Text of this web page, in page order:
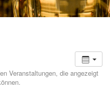
Veranstaltungen, die angezeigt